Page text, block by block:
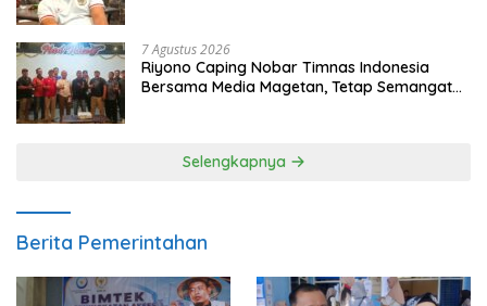
7 Agustus 2026
Riyono Caping Nobar Timnas Indonesia
Bersama Media Magetan, Tetap Semangat
Selengkapnya
Berita Pemerintahan